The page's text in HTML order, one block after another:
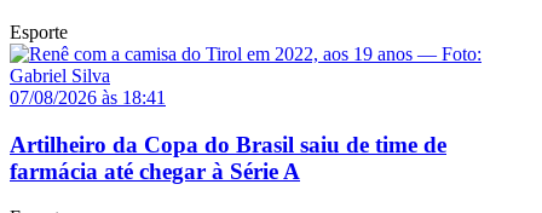
Esporte
07/08/2026 às 18:41
Artilheiro da Copa do Brasil saiu de time de
farmácia até chegar à Série A